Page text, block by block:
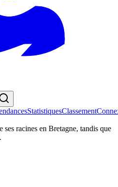
StatistiquesClassement
racines en Bretagne, tandis que